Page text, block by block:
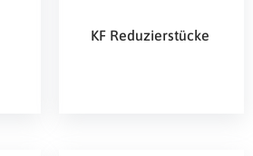
KF Reduzierstücke